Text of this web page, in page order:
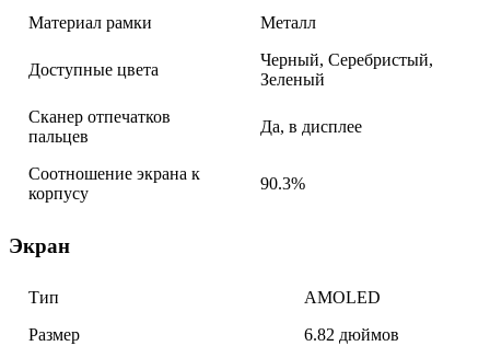
Материал рамки
Металл
Доступные цвета
Черный, Серебристый,
Зеленый
Сканер отпечатков
пальцев
Да, в дисплее
Соотношение экрана к
корпусу
90.3%
Экран
Тип
AMOLED
Размер
6.82 дюймов